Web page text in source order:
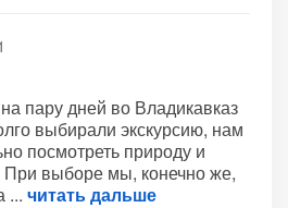
пару дней во Владикавказ
выбирали экскурсию, нам
посмотреть природу и
При выборе мы, конечно же,
читать дальше